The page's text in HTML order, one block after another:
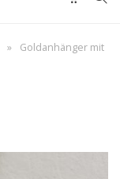
»
Goldanhänger mit